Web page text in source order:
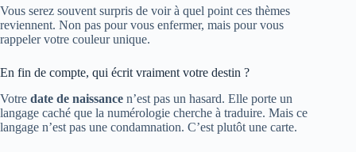
Vous serez souvent surpris de voir à quel point ces thèmes
reviennent. Non pas pour vous enfermer, mais pour vous
rappeler votre couleur unique.
En fin de compte, qui écrit vraiment votre destin ?
Votre date de naissance n’est pas un hasard. Elle porte un
langage caché que la numérologie cherche à traduire. Mais ce
langage n’est pas une condamnation. C’est plutôt une carte.